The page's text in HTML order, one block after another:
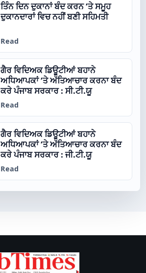
ਤਿੰਨ ਦਿਨ ਦੁਕਾਨਾਂ ਬੰਦ ਕਰਨ ‘ਤੇ ਸਮੂਹ
ਦੁਕਾਨਦਾਰਾਂ ਵਿਚ ਨਹੀਂ ਬਣੀ ਸਹਿਮਤੀ
Read
ਗੈਰ ਵਿਦਿਅਕ ਡਿਊਟੀਆਂ ਬਹਾਨੇ
ਅਧਿਆਪਕਾਂ ‘ਤੇ ਅੱਤਿਆਚਾਰ ਕਰਨਾ ਬੰਦ
ਕਰੇ ਪੰਜਾਬ ਸਰਕਾਰ : ਸੀ.ਟੀ.ਯੂ
Read
ਗੈਰ ਵਿਦਿਅਕ ਡਿਊਟੀਆਂ ਬਹਾਨੇ
ਅਧਿਆਪਕਾਂ ‘ਤੇ ਅੱਤਿਆਚਾਰ ਕਰਨਾ ਬੰਦ
ਕਰੇ ਪੰਜਾਬ ਸਰਕਾਰ : ਜੀ.ਟੀ.ਯੂ
Read